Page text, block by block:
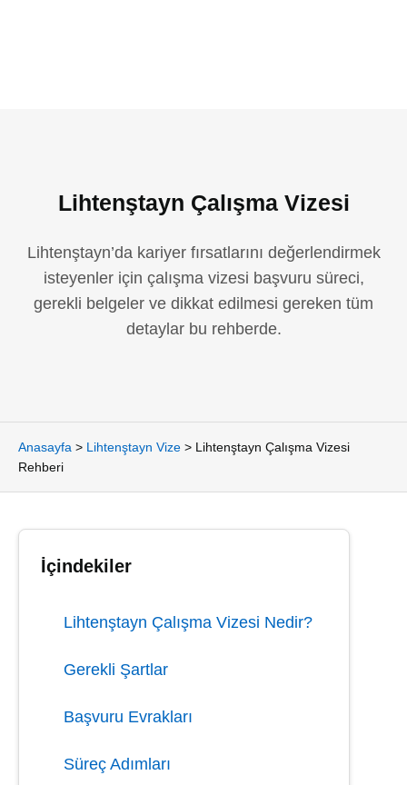
Lihtenştayn Çalışma Vizesi
Lihtenştayn’da kariyer fırsatlarını değerlendirmek
isteyenler için çalışma vizesi başvuru süreci,
gerekli belgeler ve dikkat edilmesi gereken tüm
detaylar bu rehberde.
Anasayfa > Lihtenştayn Vize > Lihtenştayn Çalışma Vizesi
Rehberi
İçindekiler
Lihtenştayn Çalışma Vizesi Nedir?
Gerekli Şartlar
Başvuru Evrakları
Süreç Adımları